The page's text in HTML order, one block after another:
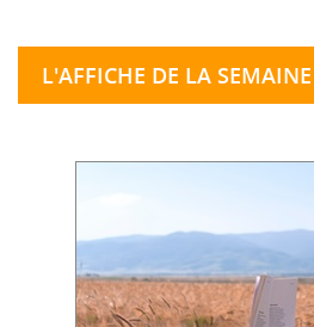
L'AFFICHE DE LA SEMAINE